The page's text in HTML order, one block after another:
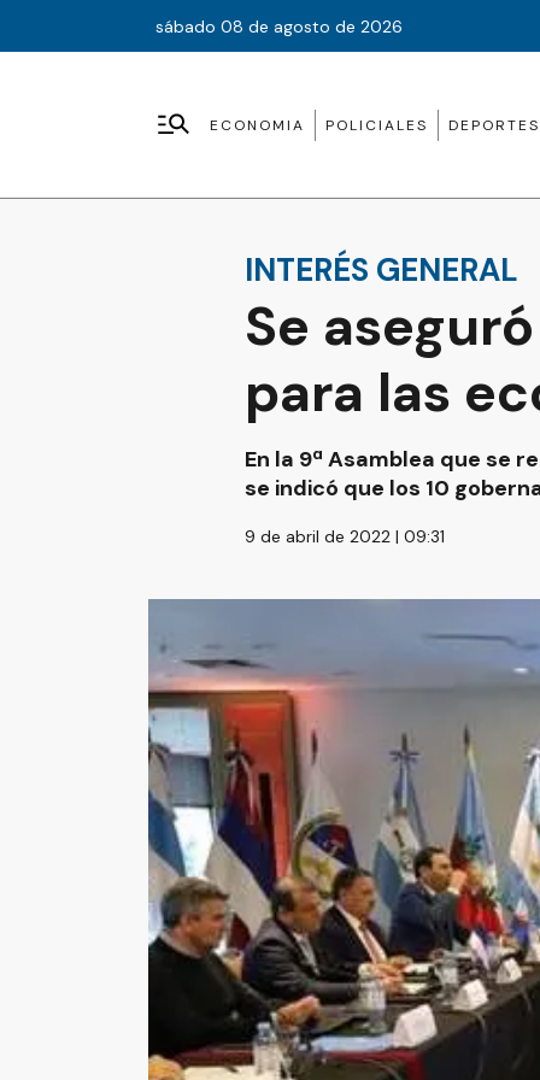
sábado 08 de agosto de 2026
ECONOMIA POLICIALES DEPORTES
INTERÉS GENERAL
Se
para las
En la 9ª Asamblea que se
se indicó que los 10
9 de abril de 2022 | 09:31